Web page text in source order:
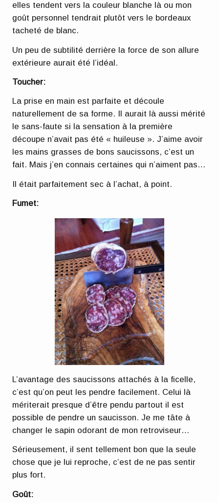
elles tendent vers la couleur blanche là ou mon
goût personnel tendrait plutôt vers le bordeaux
tacheté de blanc.
Un peu de subtilité derrière la force de son allure
extérieure aurait été l’idéal.
Toucher:
La prise en main est parfaite et découle
naturellement de sa forme. Il aurait là aussi mérité
le sans-faute si la sensation à la première
découpe n’avait pas été « huileuse ». J’aime avoir
les mains grasses de bons saucissons, c’est un
fait. Mais j’en connais certaines qui n’aiment pas…
Il était parfaitement sec à l’achat, à point.
Fumet:
L’avantage des saucissons attachés à la ficelle,
c’est qu’on peut les pendre facilement. Celui là
mériterait presque d’être pendu partout il est
possible de pendre un saucisson. Je me tâte à
changer le sapin odorant de mon retroviseur…
Sérieusement, il sent tellement bon que la seule
chose que je lui reproche, c’est de ne pas sentir
plus fort.
Goût: